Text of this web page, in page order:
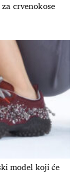
crvenokose
model koji će